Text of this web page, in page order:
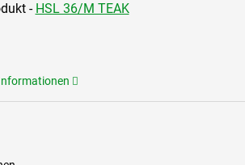
- HSL 36/M TEAK